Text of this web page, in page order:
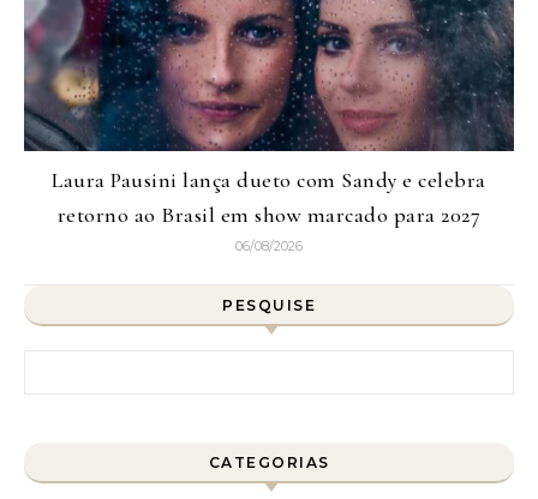
Laura Pausini lança dueto com Sandy e celebra
retorno ao Brasil em show marcado para 2027
06/08/2026
PESQUISE
CATEGORIAS